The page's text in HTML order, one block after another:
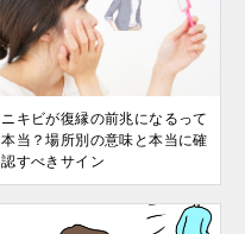
ニキビが復縁の前兆になるって
本当？場所別の意味と本当に確
認すべきサイン